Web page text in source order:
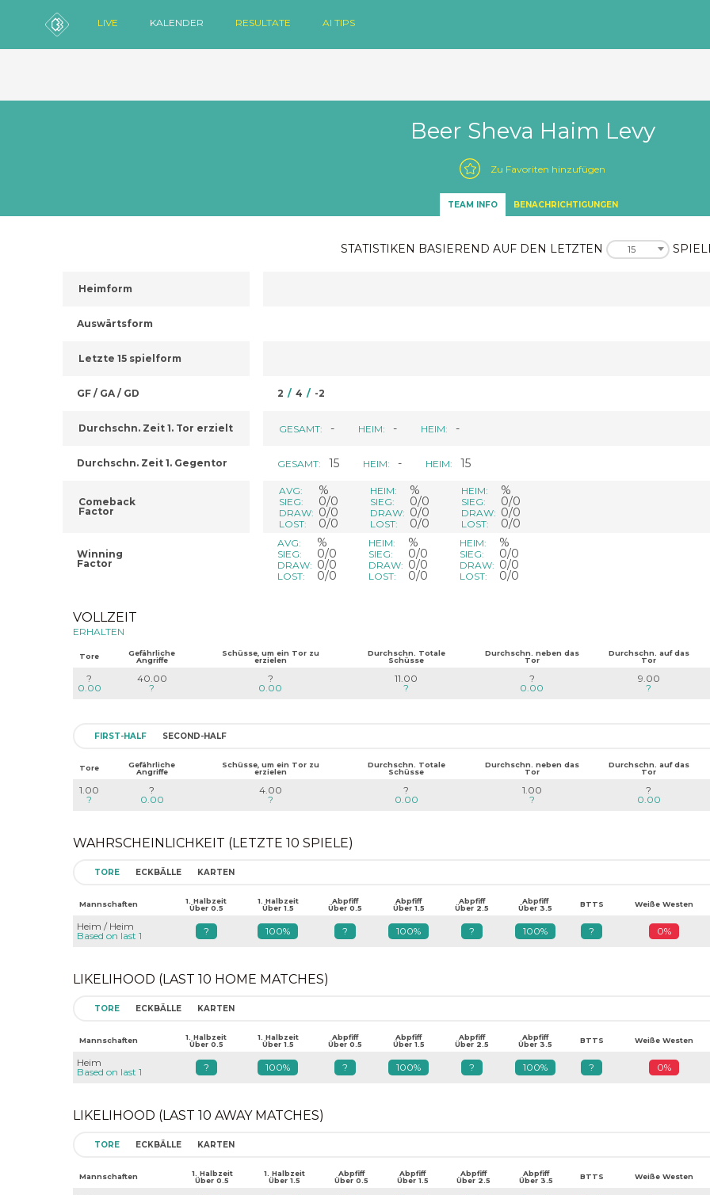
LIVE KALENDER RESULTATE AI TIPS
Beer Sheva Haim Levy
Zu Favoriten hinzufügen
TEAM INFO BENACHRICHTIGUNGEN
STATISTIKEN BASIEREND AUF DEN LETZTEN 15
Heimform
Auswärtsform
Letzte 15 spielform
GF / GA / GD
Durchschn. Zeit 1. Tor erzielt
Durchschn. Zeit 1. Gegentor
Comeback
Factor
Winning
Factor
2 / 4 / -2
GESAMT: - HEIM: - HEIM: -
GESAMT: 15 HEIM: - HEIM: 15
AVG: %
SIEG: 0/0
DRAW: 0/0
LOST: 0/0
HEIM: %
SIEG: 0/0
DRAW: 0/0
LOST: 0/0
HEIM: %
SIEG: 0/0
DRAW: 0/0
LOST: 0/0
AVG: %
SIEG: 0/0
DRAW: 0/0
LOST: 0/0
HEIM: %
SIEG: 0/0
DRAW: 0/0
LOST: 0/0
HEIM: %
SIEG: 0/0
DRAW: 0/0
LOST: 0/0
VOLLZEIT
ERHALTEN
Tore
Gefährliche
Angriffe
Schüsse, um ein Tor zu
erzielen
Durchschn. Totale
Schüsse
Durchschn. neben das
Tor
Durchschn. auf das
Tor
?
0.00
40.00
?
?
0.00
11.00
?
?
0.00
9.00
?
FIRST-HALF SECOND-HALF
Tore
Gefährliche
Angriffe
Schüsse, um ein Tor zu
erzielen
Durchschn. Totale
Schüsse
Durchschn. neben das
Tor
Durchschn. auf das
Tor
1.00
?
?
0.00
4.00
?
?
0.00
1.00
?
?
0.00
WAHRSCHEINLICHKEIT (LETZTE 10 SPIELE)
TORE ECKBÄLLE KARTEN
Mannschaften
1. Halbzeit
Über 0.5
1. Halbzeit
Über 1.5
Abpfiff
Über 0.5
Abpfiff
Über 1.5
Abpfiff
Über 2.5
Abpfiff
Über 3.5
BTTS Weiße Westen
Heim / Heim
Based on last 1
? 100% ? 100% ? 100% ? 0%
LIKELIHOOD (LAST 10 HOME MATCHES)
TORE ECKBÄLLE KARTEN
Mannschaften
1. Halbzeit
Über 0.5
1. Halbzeit
Über 1.5
Abpfiff
Über 0.5
Abpfiff
Über 1.5
Abpfiff
Über 2.5
Abpfiff
Über 3.5
BTTS Weiße Westen
Heim
Based on last 1
? 100% ? 100% ? 100% ? 0%
LIKELIHOOD (LAST 10 AWAY MATCHES)
TORE ECKBÄLLE KARTEN
Mannschaften
1. Halbzeit
Über 0.5
1. Halbzeit
Über 1.5
Abpfiff
Über 0.5
Abpfiff
Über 1.5
Abpfiff
Über 2.5
Abpfiff
Über 3.5
BTTS Weiße Westen